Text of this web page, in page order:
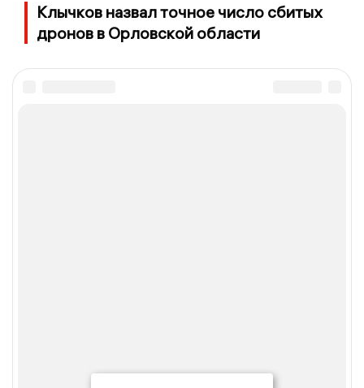
Клычков назвал точное число сбитых
дронов в Орловской области